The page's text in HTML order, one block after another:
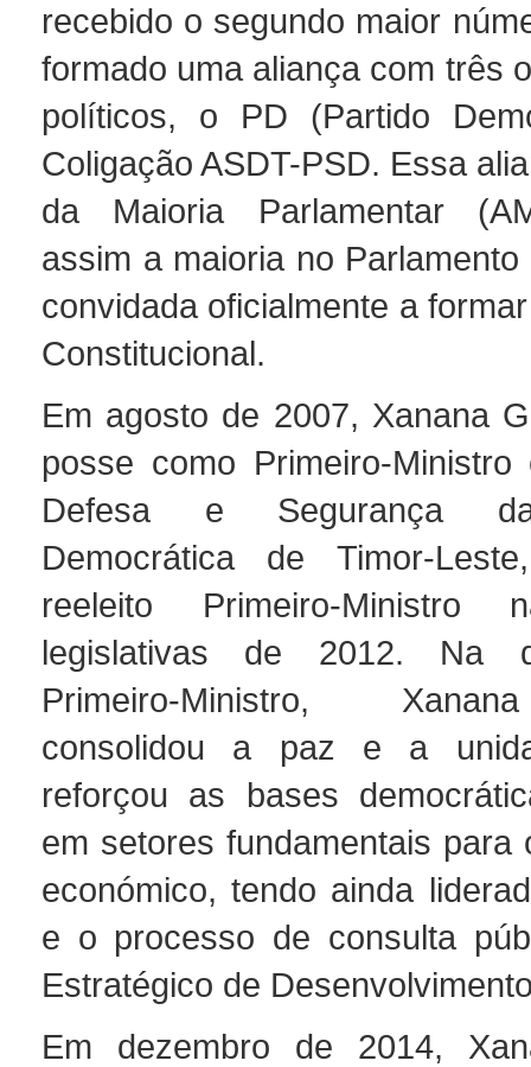
recebido o segundo maior
formado uma aliança com três
políticos, o PD (Partido
Coligação ASDT-PSD. Essa
da Maioria Parlamentar
assim a maioria no
convidada oficialmente a
Constitucional.
Em agosto de 2007, Xanana
posse como Primeiro-
Defesa e Segurança
Democrática de Timor-
reeleito Primeiro-Ministro
legislativas de 2012. Na
Primeiro-Ministro,
consolidou a paz e a
reforçou as bases
em setores fundamentais para
económico, tendo ainda
e o processo de consulta
Estratégico de
Em dezembro de 2014,